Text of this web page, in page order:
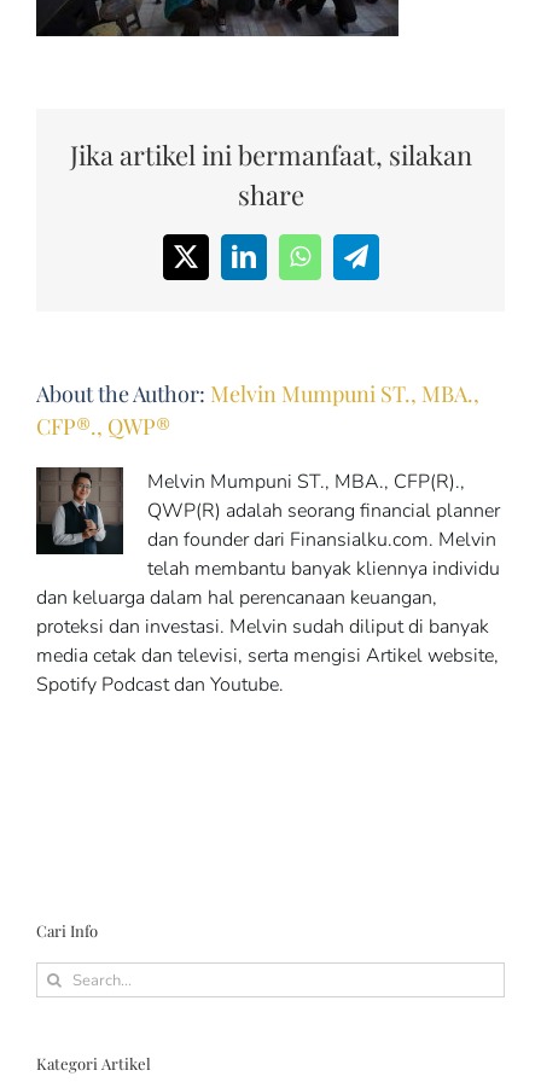
Jika artikel ini bermanfaat, silakan
share
X LinkedInWhatsAppTelegram
About the Author: Melvin Mumpuni ST., MBA.,
CFP®., QWP®
Melvin Mumpuni ST., MBA., CFP(R).,
QWP(R) adalah seorang financial planner
dan founder dari Finansialku.com. Melvin
telah membantu banyak kliennya individu
dan keluarga dalam hal perencanaan keuangan,
proteksi dan investasi. Melvin sudah diliput di banyak
media cetak dan televisi, serta mengisi Artikel website,
Spotify Podcast dan Youtube.
Cari Info
Search
for:
Kategori Artikel